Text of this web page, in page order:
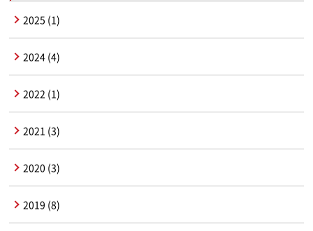
2025 (1)
2024 (4)
2022 (1)
2021 (3)
2020 (3)
2019 (8)